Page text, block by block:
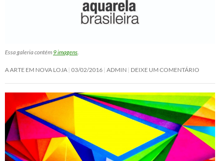
Essa galeria contém 9 imagens.
A ARTE EM NOVA LOJA 03/02/2016 ADMIN DEIXE UM COMENTÁRIO